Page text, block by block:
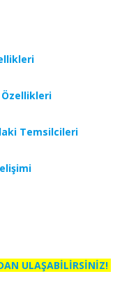
Özellikleri
Temsilcileri
ULAŞABİLİRSİNİZ!